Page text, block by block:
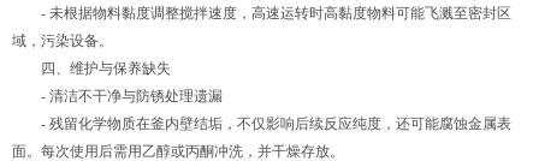
- 未根据物料黏度调整搅拌速度，高速运转时高黏度物料可能飞溅至密封区
域，污染设备。
四、维护与保养缺失
- 清洁不干净与防锈处理遗漏
- 残留化学物质在釜内壁结垢，不仅影响后续反应纯度，还可能腐蚀金属表
面。每次使用后需用乙醇或丙酮冲洗，并干燥存放。